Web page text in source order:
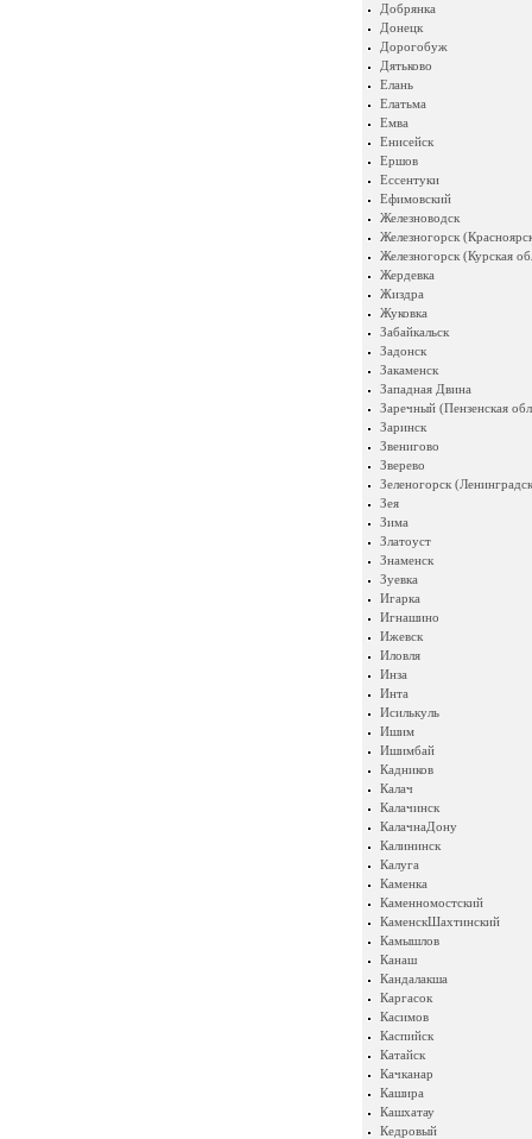
Добрянка
Донецк
Дорогобуж
Дятьково
Елань
Елатьма
Емва
Енисейск
Ершов
Ессентуки
Ефимовский
Железноводск
Железногорск
Железногорск (Курская
Жердевка
Жиздра
Жуковка
Забайкальск
Задонск
Закаменск
Западная Двина
Заречный (Пензенская
Заринск
Звенигово
Зверево
Зеленогорск
Зея
Зима
Златоуст
Знаменск
Зуевка
Игарка
Игнашино
Ижевск
Иловля
Инза
Инта
Исилькуль
Ишим
Ишимбай
Кадников
Калач
Калачинск
КалачнаДону
Калининск
Калуга
Каменка
Каменномостский
КаменскШахтинский
Камышлов
Канаш
Кандалакша
Каргасок
Касимов
Каспийск
Катайск
Качканар
Кашира
Кашхатау
Кедровый